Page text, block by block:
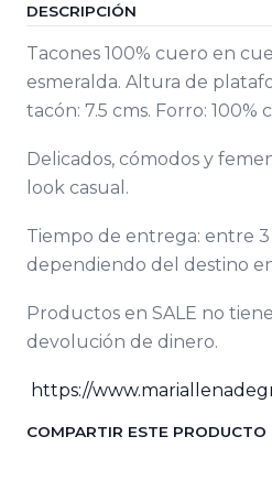
DESCRIPCIÓN
Tacones 100% cuero en
esmeralda. Altura de
tacón: 7.5 cms. Forro: 100%
Delicados, cómodos y
look casual.
Tiempo de entrega: entre 3
dependiendo del destino
Productos en SALE no
devolución de dinero.
https://
COMPARTIR ESTE PRODUCTO